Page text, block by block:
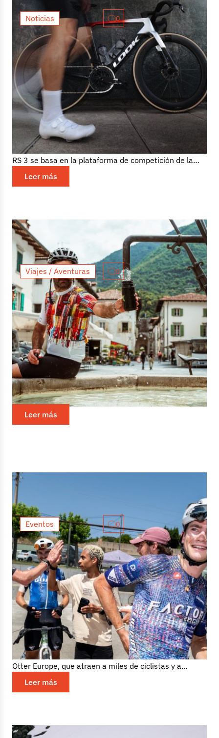
Noticias 0
LOOK presenta la nueva 795
Blade RS 3, centrada en la
ergonomía del ciclista
Llega la última evolución de la bicicleta de carretera
aerodinámica insignia de LOOK. La nueva 795 Blade
RS 3 se basa en la plataforma de competición de la
marca...
Leer más
Viajes / Aventuras 0
FVG Bike Trail: Italia más allá de
lo evidente
Una de las características que definen a Italia es su
diversidad. De una región a otra, los paisajes, la
gastronomía y la arquitectura cambian drásticamente.
Esta...Leer más
Eventos 0
Pure Gravel proves there is still
room for grassroots gravel in
Girona
El panorama del ciclismo de gravel en Girona está en
su mejor momento. Con eventos como The Traka o Sea
Otter Europe, que atraen a miles de ciclistas y a
algunos de los...
Leer más